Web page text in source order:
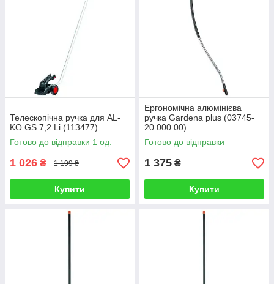
Телескопічна ручка для AL-
KO GS 7,2 Li (113477)
Готово до відправки 1 од.
1 026 ₴ 1 199 ₴
Купити
Ергономічна алюмінієва
ручка Gardena plus (03745-
20.000.00)
Готово до відправки
1 375 ₴
Купити